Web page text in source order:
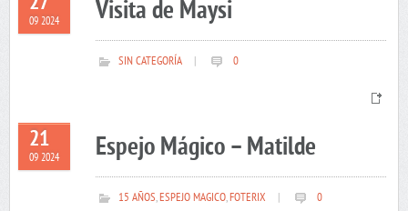
09 2024 Visita de Maysi
SIN CATEGORÍA 0
21
09 2024 Espejo Mágico – Matilde
15 AÑOS,ESPEJO MAGICO,FOTERIX 0